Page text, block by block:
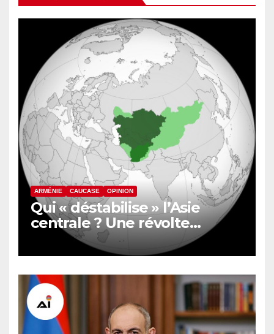
ARMÉNIE CAUCASE OPINION
Qui « déstabilise » l’Asie
centrale ? Une révolte
inquiète le nord de
l’Afghanistan